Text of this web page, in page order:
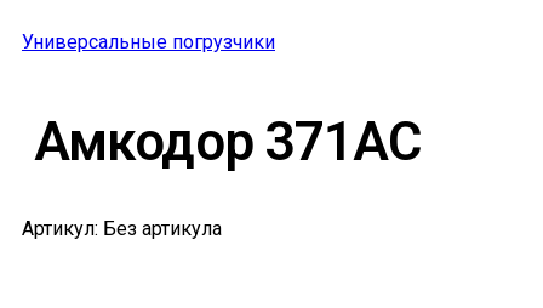
Универсальные погрузчики
Амкодор 371АС
Артикул: Без артикула